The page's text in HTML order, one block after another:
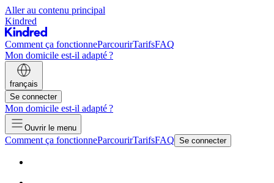
Aller au contenu principal
Kindred
Comment ça fonctionneParcourirTarifsFAQ
Mon domicile est-il adapté ?
français
Se connecter
Mon domicile est-il adapté ?
Ouvrir le menu
Comment ça fonctionneParcourirTarifsFAQ Se connecter